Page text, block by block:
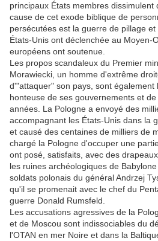
principaux États membres dissimulent
cause de cet exode biblique de
persécutées est la guerre de pillage
États-Unis ont déclenchée au Moyen-
européens ont soutenue.
Les propos scandaleux du Premier
Morawiecki, un homme d'extrême
d'"attaquer" son pays, sont également
honteuse de ses gouvernements et
années. La Pologne a envoyé des
accompagnant les États-Unis dans la
et causé des centaines de milliers de
chargé la Pologne d'occuper une
ont posé, satisfaits, avec des
les ruines archéologiques de
soldats polonais du général Andrzej
qu'il se promenait avec le chef du
guerre Donald Rumsfeld.
Les accusations agressives de la
et de Moscou sont indissociables du
l'OTAN en mer Noire et dans la